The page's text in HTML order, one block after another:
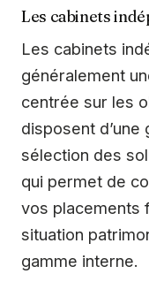
Les cabinets
Les cabinets
généralement
centrée sur les
disposent d’une
sélection des
qui permet de
vos placements
situation
gamme interne.